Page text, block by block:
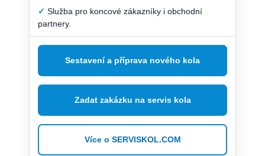
✓ Služba pro koncové zákazníky i obchodní
partnery.
Sestavení a příprava nového kola
Zadat zakázku na servis kola
Více o SERVISKOL.COM